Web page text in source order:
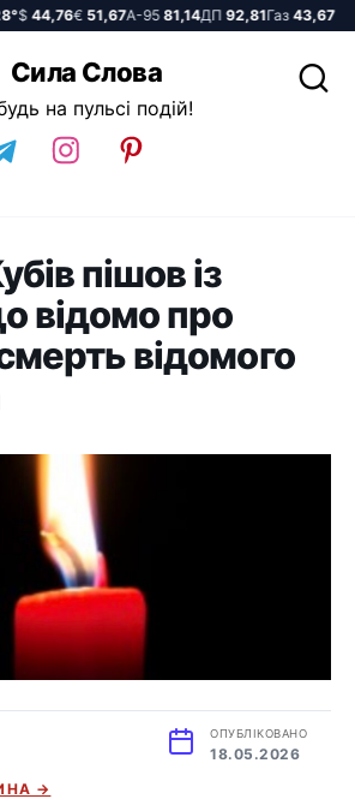
$44,76€51,67А-9581,14ДП92,81Газ43,67
Сила Слова
на пульсі подій!
пішов із
відомо про
відомого
ОПУБЛІКОВАНО
18.05.2026
→